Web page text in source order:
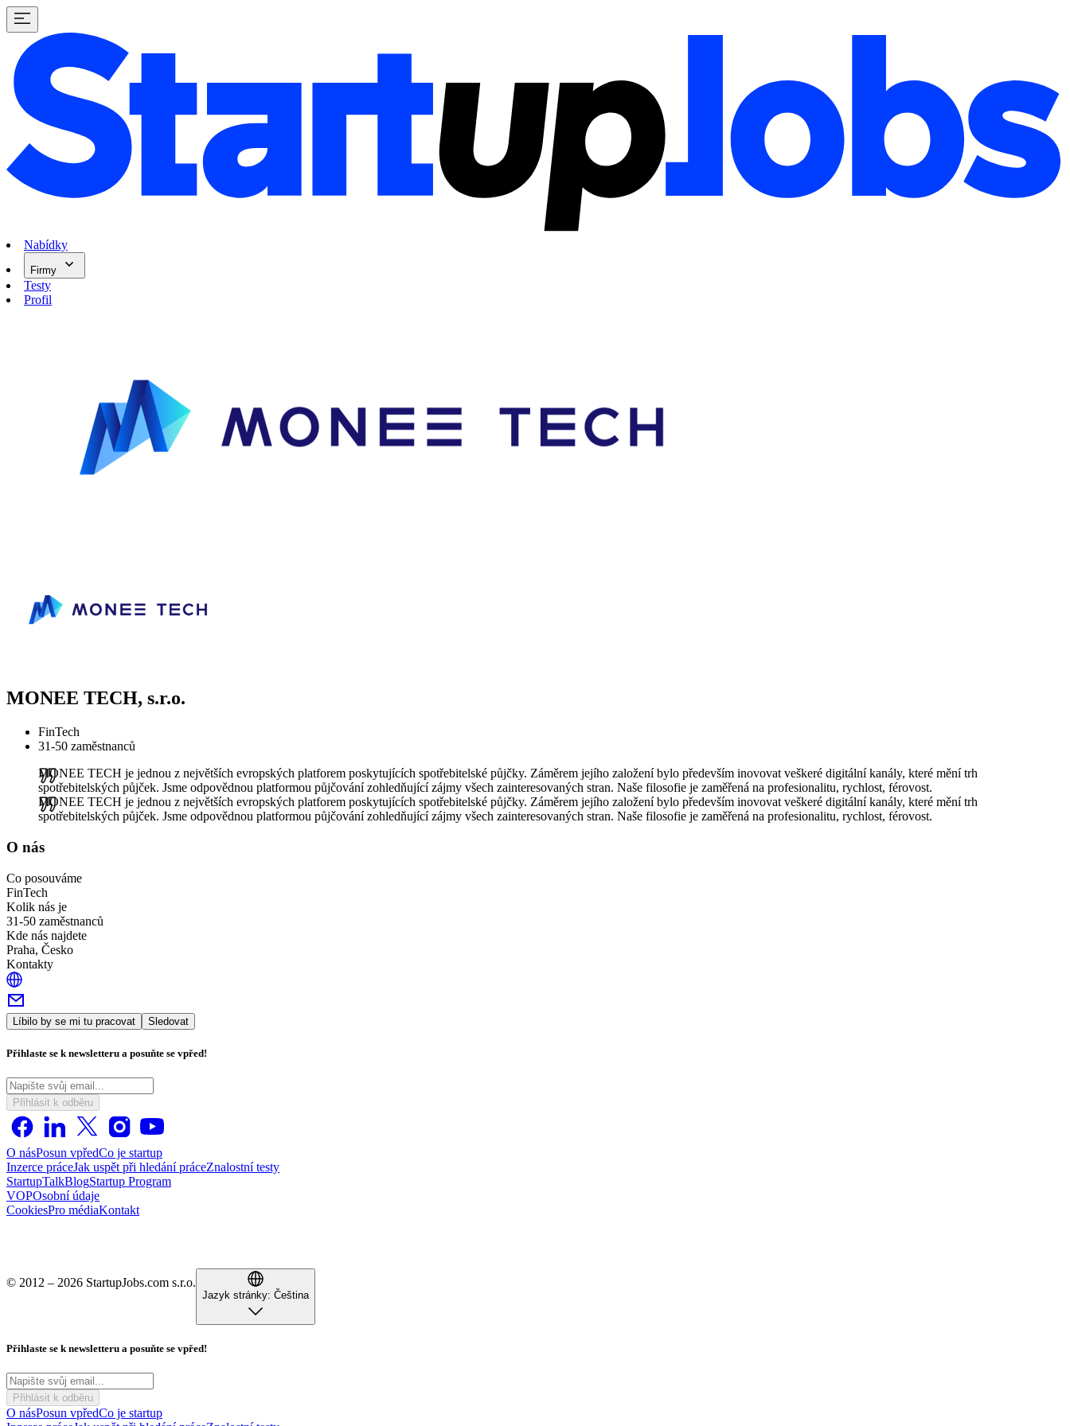
Nabídky
Firmy
Testy
Profil
MONEE TECH, s.r.o.
FinTech
31-50 zaměstnanců
MONEE TECH je jednou z největších evropských platforem poskytujících spotřebitelské půjčky. Záměrem jejího založení bylo především inovovat veškeré digitální kanály, které mění trh
spotřebitelských půjček. Jsme odpovědnou platformou půjčování zohledňující zájmy všech zainteresovaných stran. Naše filosofie je zaměřená na profesionalitu, rychlost, férovost.
MONEE TECH je jednou z největších evropských platforem poskytujících spotřebitelské půjčky. Záměrem jejího založení bylo především inovovat veškeré digitální kanály, které mění trh
spotřebitelských půjček. Jsme odpovědnou platformou půjčování zohledňující zájmy všech zainteresovaných stran. Naše filosofie je zaměřená na profesionalitu, rychlost, férovost.
O nás
Co posouváme
FinTech
Kolik nás je
31-50 zaměstnanců
Kde nás najdete
Praha, Česko
Kontakty
Líbilo by se mi tu pracovat Sledovat
Přihlaste se k newsletteru a posuňte se vpřed!
Přihlásit k odběru
O násPosun vpředCo je startup
Inzerce práceJak uspět při hledání práceZnalostní testy
StartupTalkBlogStartup Program
VOPOsobní údaje
CookiesPro médiaKontakt
© 2012 – 2026 StartupJobs.com s.r.o.
Jazyk stránky: Čeština
Přihlaste se k newsletteru a posuňte se vpřed!
Přihlásit k odběru
O násPosun vpředCo je startup